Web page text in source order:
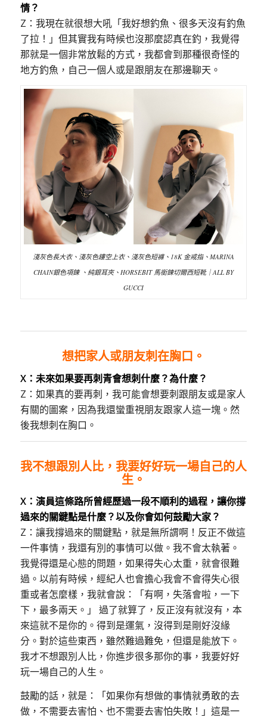
情？
Z：我現在就很想大吼「我好想釣魚、很多天沒有釣魚
了拉！」但其實我有時候也沒那麼認真在釣，我覺得
那就是一個非常放鬆的方式，我都會到那種很奇怪的
地方釣魚，自己一個人或是跟朋友在那邊聊天。
淺灰色長大衣、淺灰色鏤空上衣、淺灰色短褲、18K 金戒指、MARINA
CHAIN銀色項鍊 、純銀耳夾、HORSEBIT 馬銜鍊切爾西短靴｜ALL BY
GUCCI
想把家人或朋友刺在胸口。
X：未來如果要再刺青會想刺什麼？為什麼？
Z：如果真的要再刺，我可能會想要刺跟朋友或是家人
有關的圖案，因為我還蠻重視朋友跟家人這一塊。然
後我想刺在胸口。
我不想跟別人比，我要好好玩一場自己的人
生。
X：演員這條路所曾經歷過一段不順利的過程，讓你撐
過來的關鍵點是什麼？以及你會如何鼓勵大家？
Z：讓我撐過來的關鍵點，就是無所謂啊！反正不做這
一件事情，我還有別的事情可以做。我不會太執著。
我覺得還是心態的問題，如果得失心太重，就會很難
過。以前有時候，經紀人也會擔心我會不會得失心很
重或者怎麼樣，我就會說：「有啊，失落會啦，一下
下，最多兩天。」 過了就算了，反正沒有就沒有，本
來這就不是你的。得到是運氣，沒得到是剛好沒緣
分。對於這些東西，雖然難過難免，但還是能放下。
我才不想跟別人比，你進步很多那你的事，我要好好
玩一場自己的人生。
鼓勵的話，就是：「如果你有想做的事情就勇敢的去
做，不需要去害怕、也不需要去害怕失敗！」這是一